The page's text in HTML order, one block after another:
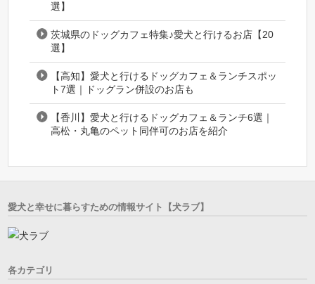
選】
茨城県のドッグカフェ特集♪愛犬と行けるお店【20
選】
【高知】愛犬と行けるドッグカフェ＆ランチスポッ
ト7選｜ドッグラン併設のお店も
【香川】愛犬と行けるドッグカフェ＆ランチ6選｜
高松・丸亀のペット同伴可のお店を紹介
愛犬と幸せに暮らすための情報サイト【犬ラブ】
各カテゴリ